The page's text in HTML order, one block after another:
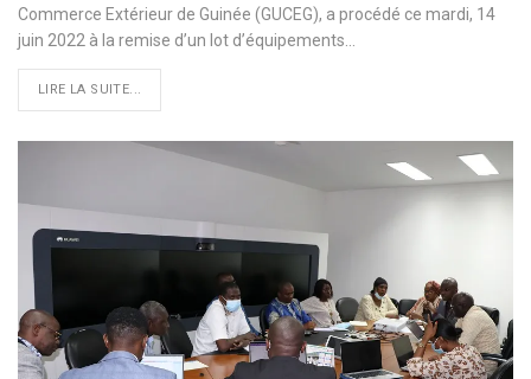
Commerce Extérieur de Guinée (GUCEG), a procédé ce mardi, 14
juin 2022 à la remise d’un lot d’équipements…
LIRE LA SUITE...